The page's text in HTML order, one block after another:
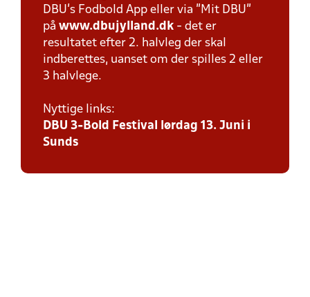
DBU’s Fodbold App eller via ”Mit DBU”
på www.dbujylland.dk - det er
resultatet efter 2. halvleg der skal
indberettes, uanset om der spilles 2 eller
3 halvlege.
Nyttige links:
DBU 3-Bold Festival lørdag 13. Juni i
Sunds